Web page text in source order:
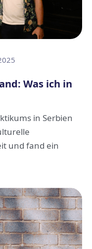
Was ich in
in Serbien
und fand ein